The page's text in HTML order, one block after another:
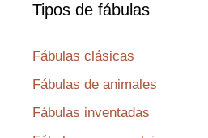
Tipos de fábulas
Fábulas clásicas
Fábulas de animales
Fábulas inventadas